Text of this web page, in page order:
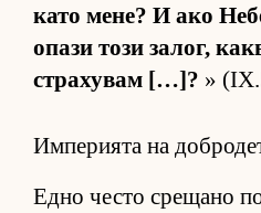
като ме­не? И ако
опази този за­лог,
стра­ху­вам […]? »
Империята на
Едно често сре­щано